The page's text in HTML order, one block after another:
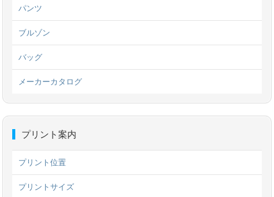
パンツ
ブルゾン
バッグ
メーカーカタログ
プリント案内
プリント位置
プリントサイズ